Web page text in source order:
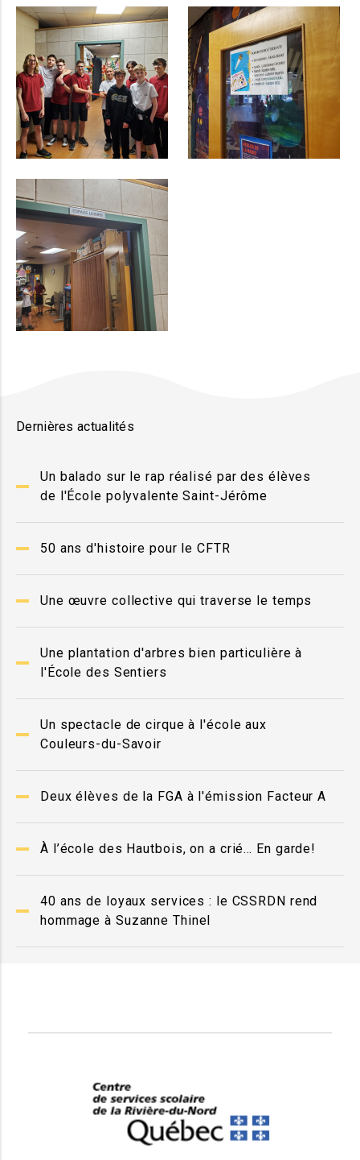
Dernières actualités
Un balado sur le rap réalisé par des élèves
de l'École polyvalente Saint-Jérôme
50 ans d'histoire pour le CFTR
Une œuvre collective qui traverse le temps
Une plantation d'arbres bien particulière à
l'École des Sentiers
Un spectacle de cirque à l'école aux
Couleurs-du-Savoir
Deux élèves de la FGA à l'émission Facteur A
À l’école des Hautbois, on a crié… En garde!
40 ans de loyaux services : le CSSRDN rend
hommage à Suzanne Thinel